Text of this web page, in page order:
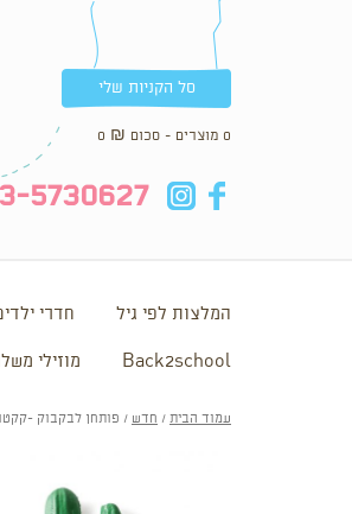
סל הקניות שלי
0 מוצרים - סכום 0 ₪
fb
in
5730627
המלצות לפי גיל חדרי
Back2school מוזילי
עמוד הבית / חדש / פותחן לבקבוק -